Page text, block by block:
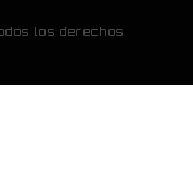
los derechos